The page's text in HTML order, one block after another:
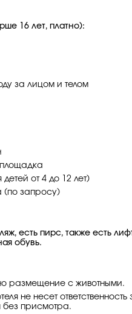
16 лет, платно):
за лицом и телом
от 4 до 12 лет)
(по запросу)
есть пирс, также есть
обувь.
размещение с животными.
не несет
без присмотра.